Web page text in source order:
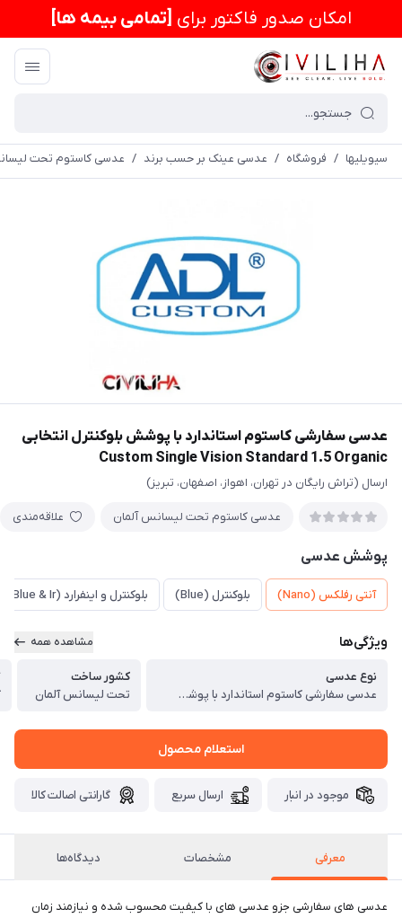
امكان صدور فاکتور برای [تمامی بیمه ها]
سیویلیها / فروشگاه / عدسی عینک بر حسب برند / عدسی کاستوم تحت
عدسی سفارشی کاستوم استاندارد با پوشش بلوکنترل انتخابی
Custom Single Vision Standard 1.5 Organic
ارسال (تراش رایگان در تهران، اهواز، اصفهان، تبریز)
عدسی کاستوم تحت لیسانس آلمان علاقه‌مندی
پوشش عدسی
آنتی رفلکس (Nano) بلوکنترل (Blue) بلوکنترل و اینفرارد (Energy Blue & Ir)
ویژگی‌ها مشاهده همه
نوع عدسی
عدسی سفارشی کاستوم استاندارد با پوشش بلوکنترل انتخابی Custom Single Vision Standard Organic
کشور ساخت
تحت لیسانس آلمان
استعلام محصول
موجود در انبار ارسال سریع گارانتی اصالت کالا
معرفی مشخصات دیدگاه‌ها
عدسی های سفارشی جزو عدسی های با کیفیت محسوب شده و نیازمند زمان